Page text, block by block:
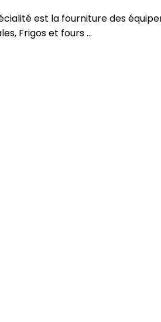
est la fourniture des
Frigos et fours ...